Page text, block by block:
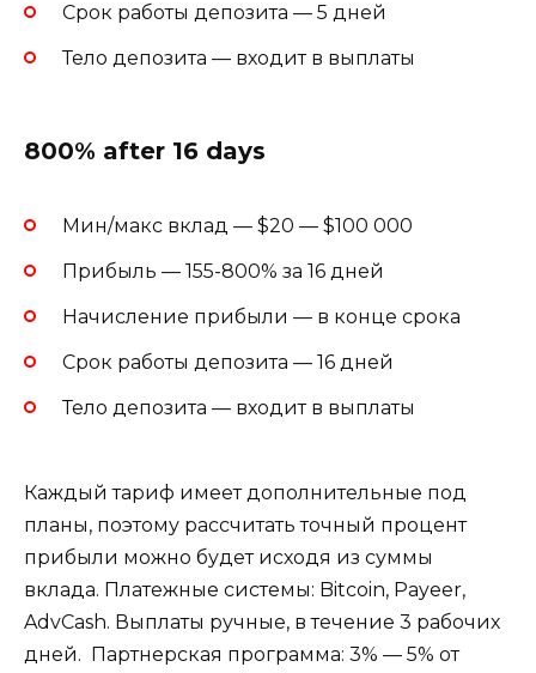
Срок работы депозита — 5 дней
Тело депозита — входит в выплаты
800% after 16 days
Мин/макс вклад — $20 — $100 000
Прибыль — 155-800% за 16 дней
Начисление прибыли — в конце срока
Срок работы депозита — 16 дней
Тело депозита — входит в выплаты
Каждый тариф имеет дополнительные под
планы, поэтому рассчитать точный процент
прибыли можно будет исходя из суммы
вклада. Платежные системы: Bitcoin, Payeer,
AdvCash. Выплаты ручные, в течение 3 рабочих
дней. Партнерская программа: 3% — 5% от